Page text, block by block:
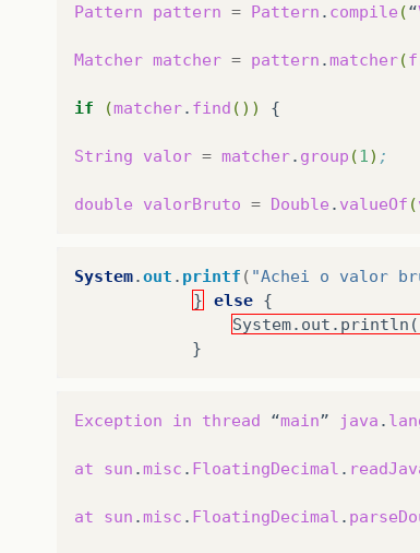
Pattern pattern = Pattern . compile (“
Matcher matcher = pattern .matcher(
if (matcher. find ()) {
String valor = matcher. group (1 ) ;
double valorBruto = Double . valueOf (
System.out . printf ( "Achei o valor
}
else {
}
Exception in thread “main” java .
at sun .misc . FloatingDecimal .
at sun .misc . FloatingDecimal .